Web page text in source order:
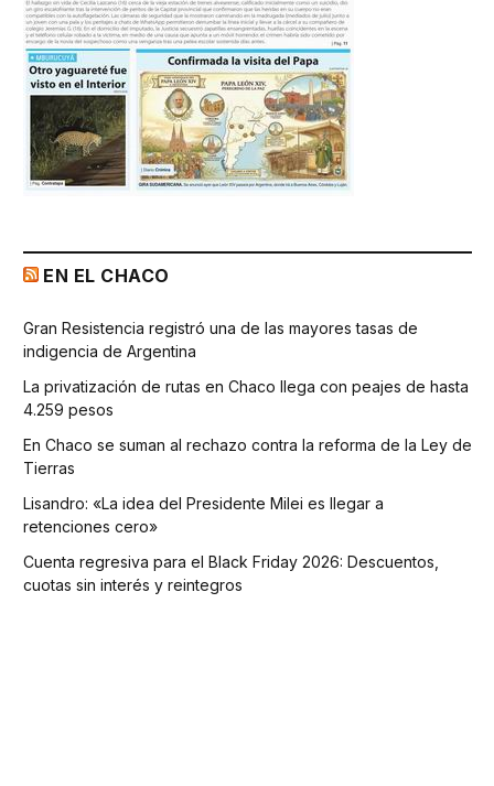
EN EL CHACO
Gran Resistencia registró una de las mayores tasas de
indigencia de Argentina
La privatización de rutas en Chaco llega con peajes de hasta
4.259 pesos
En Chaco se suman al rechazo contra la reforma de la Ley de
Tierras
Lisandro: «La idea del Presidente Milei es llegar a
retenciones cero»
Cuenta regresiva para el Black Friday 2026: Descuentos,
cuotas sin interés y reintegros